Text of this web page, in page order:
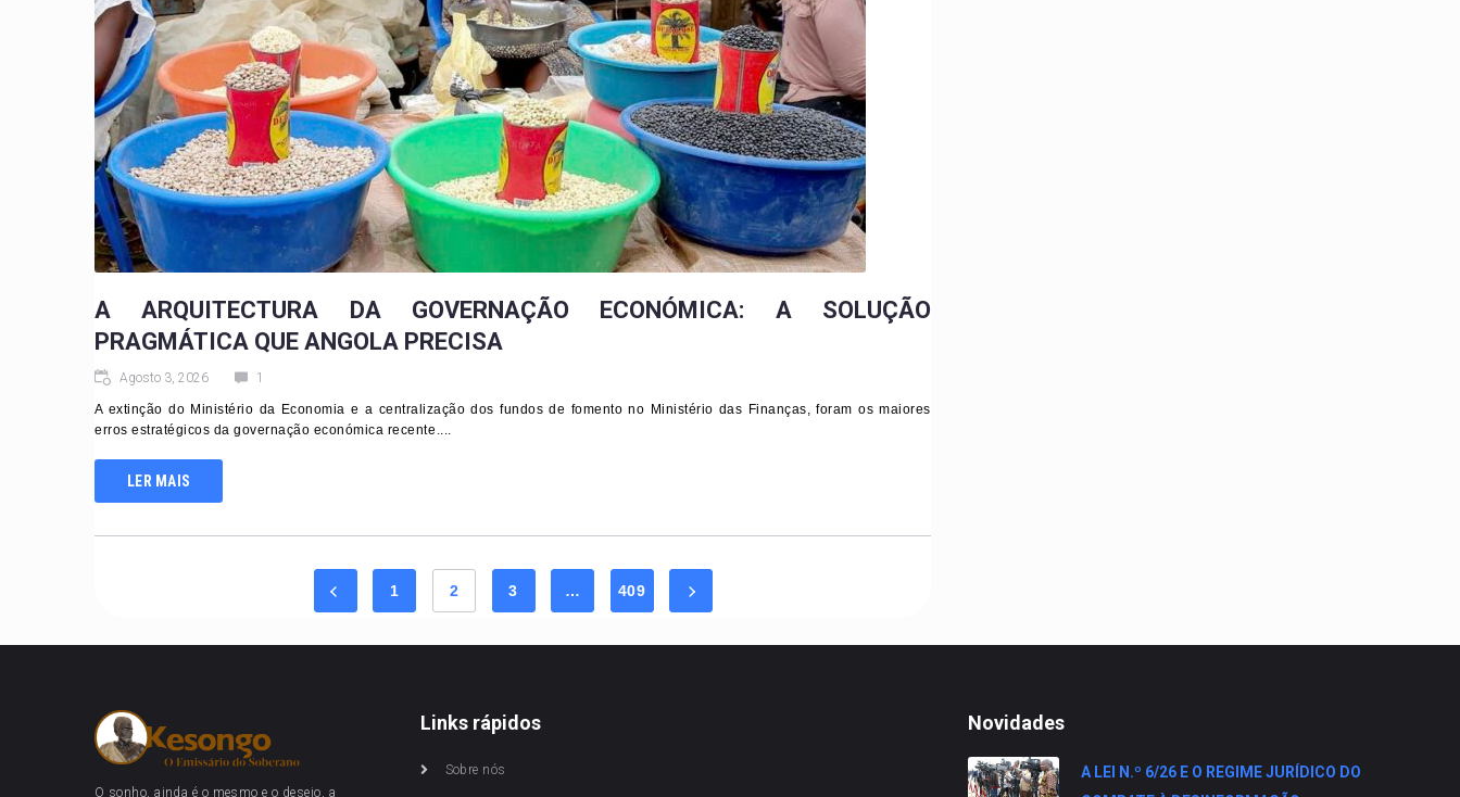
A ARQUITECTURA DA GOVERNAÇÃO ECONÓMICA: A SOLUÇÃO
PRAGMÁTICA QUE ANGOLA PRECISA
Agosto 3, 2026 1
A extinção do Ministério da Economia e a centralização dos fundos de fomento no Ministério das Finanças, foram os maiores
erros estratégicos da governação económica recente....
LER MAIS
1 2 3 … 409
O sonho, ainda é o mesmo e o desejo, a
Links rápidos
Sobre nós
Novidades
A LEI N.º 6/26 E O REGIME JURÍDICO DO